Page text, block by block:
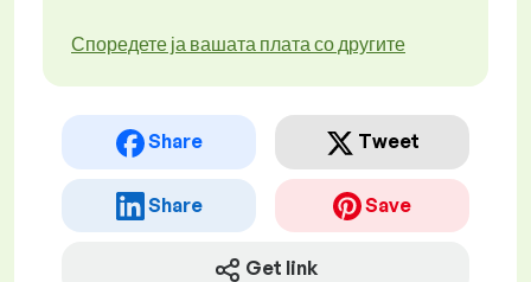
Споредете ја вашата плата со другите
Share Tweet
Share Save
Get link